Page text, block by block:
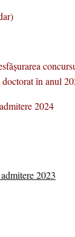
în anul
2024
2023